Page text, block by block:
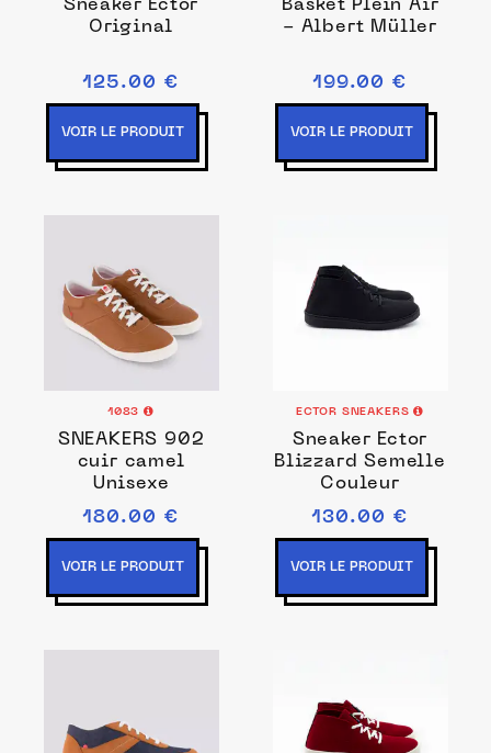
Sneaker Ector
Original
125.00 €
VOIR LE PRODUIT
Basket Plein Air
- Albert Müller
199.00 €
VOIR LE PRODUIT
1083
SNEAKERS 902
cuir camel
Unisexe
180.00 €
VOIR LE PRODUIT
ECTOR SNEAKERS
Sneaker Ector
Blizzard Semelle
Couleur
130.00 €
VOIR LE PRODUIT